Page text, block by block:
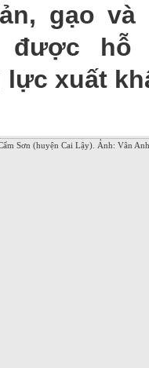
gạo và
được hỗ
lực xuất